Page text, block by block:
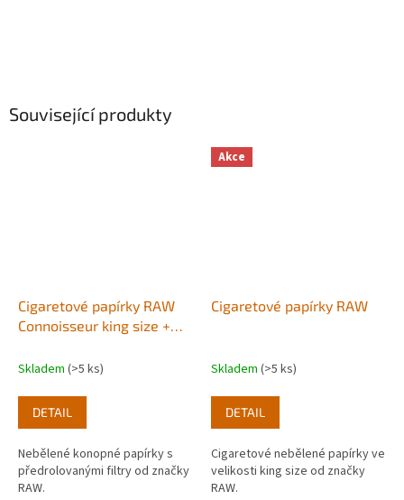
Související produkty
Cigaretové papírky RAW
Connoisseur king size +
Skladem (>5 ks)
DETAIL
Nebělené konopné papírky s
předrolovanými filtry od značky
RAW.
Akce
Cigaretové papírky RAW
Skladem (>5 ks)
DETAIL
Cigaretové nebělené papírky ve
velikosti king size od značky
RAW.